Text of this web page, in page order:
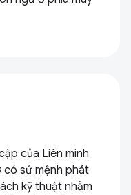
của Liên minh
có sứ mệnh phát
kỹ thuật nhằm